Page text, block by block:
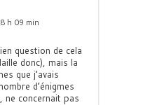
h 09 min
question de cela
donc), mais la
que j’avais
d’énigmes
concernait pas